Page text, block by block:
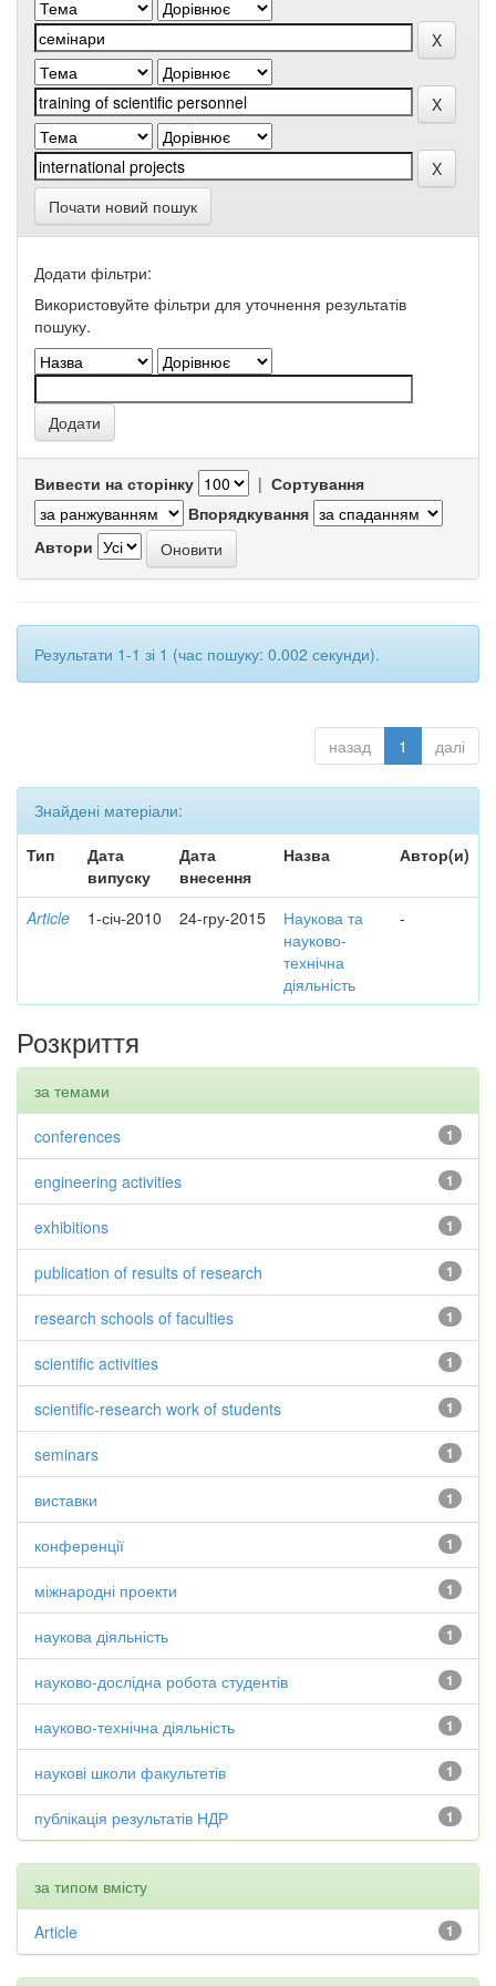
Почати новий пошук
Додати фільтри:
Використовуйте фільтри для уточнення результатів
пошуку.
Вивести на сторінку | Сортування
Впорядкування
Автори
Результати 1-1 зі 1 (час пошуку: 0.002 секунди).
назад 1 далі
Знайдені матеріали:
Тип
Дата
випуску
Дата
внесення
Назва Автор(и)
Article 1-січ-2010 24-гру-2015
Наукова та
науково-
технічна
діяльність
-
Розкриття
за темами
1
conferences
1
engineering activities
1
exhibitions
1
publication of results of research
1
research schools of faculties
1
scientific activities
1
scientific-research work of students
1
seminars
1
виставки
1
конференції
1
міжнародні проекти
1
наукова діяльність
1
науково-дослідна робота студентів
1
науково-технічна діяльність
1
наукові школи факультетів
1
публікація результатів НДР
за типом вмісту
1
Article